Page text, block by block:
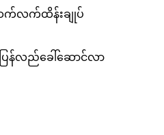
ဆက်လက်ထိန်းချုပ်
န်လည်ခေါ်ဆောင်လာ